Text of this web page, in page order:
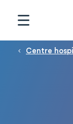
Fil d'Ariane
Centre
Panneau de